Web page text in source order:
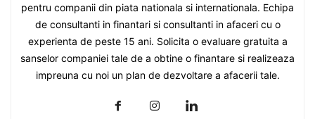
pentru companii din piata nationala si internationala. Echipa
de consultanti in finantari si consultanti in afaceri cu o
experienta de peste 15 ani. Solicita o evaluare gratuita a
sanselor companiei tale de a obtine o finantare si realizeaza
impreuna cu noi un plan de dezvoltare a afacerii tale.